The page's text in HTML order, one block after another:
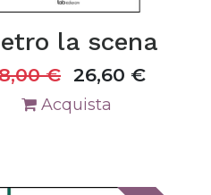
la scena
€ 26,60 €
Acquista